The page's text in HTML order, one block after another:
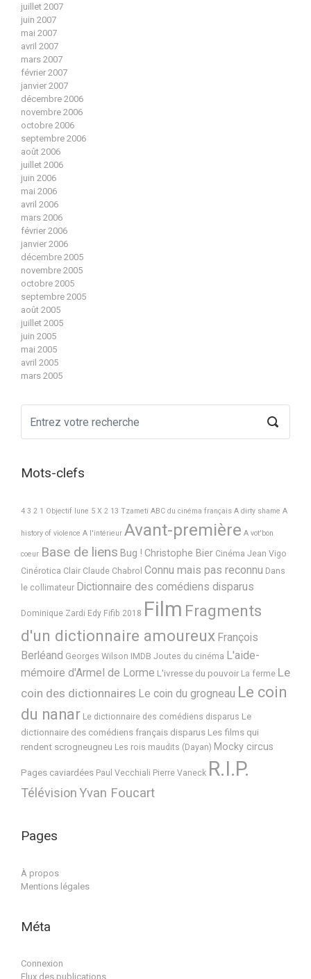
juillet 2007
juin 2007
mai 2007
avril 2007
mars 2007
février 2007
janvier 2007
décembre 2006
novembre 2006
octobre 2006
septembre 2006
août 2006
juillet 2006
juin 2006
mai 2006
avril 2006
mars 2006
février 2006
janvier 2006
décembre 2005
novembre 2005
octobre 2005
septembre 2005
août 2005
juillet 2005
juin 2005
mai 2005
avril 2005
mars 2005
Mots-clefs
4 3 2 1 Objectif lune 5 X 2 13 Tzameti ABC du cinéma français A dirty shame A
history of violence A l'intérieur Avant-première A vot'bon
coeur Base de liens Bug ! Christophe Bier Cinéma Jean Vigo
Cinérotica Clair Claude Chabrol Connu mais pas reconnu Dans
le collimateur Dictionnaire des comédiens disparus
Dominique Zardi Edy Fifib 2018 Film Fragments
d'un dictionnaire amoureux François
Berléand Georges Wilson IMDB Joutes du cinéma L'aide-
mémoire d'Armel de Lorme L'ivresse du pouvoir La ferme Le
coin des dictionnaires Le coin du grogneau Le coin
du nanar Le dictionnaire des comédiens disparus Le
dictionnaire des comédiens français disparus Les films qui
rendent scrogneugneu Les rois maudits (Dayan) Mocky circus
Pages caviardées Paul Vecchiali Pierre Vaneck R.I.P.
TélévisionYvan Foucart
Pages
À propos
Mentions légales
Méta
Connexion
Flux des publications